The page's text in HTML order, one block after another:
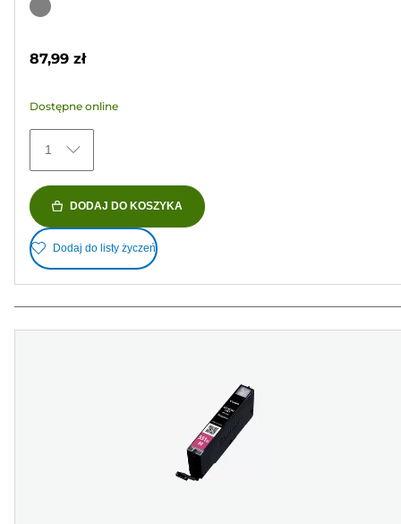
na
67
Wkład
87,99 zł
Dostępne online
1
DODAJ DO KOSZYKA
Dodaj do listy życzeń